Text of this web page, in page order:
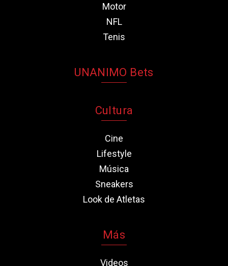
Motor
NFL
Tenis
UNANIMO Bets
Cultura
Cine
Lifestyle
Música
Sneakers
Look de Atletas
Más
Videos